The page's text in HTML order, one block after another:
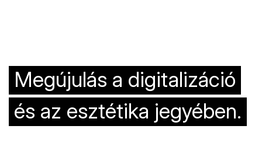
Megújulás a digitalizáció
és az esztétika jegyében.